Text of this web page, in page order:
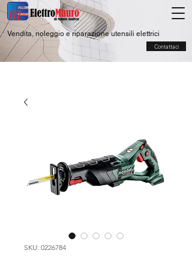
Vendita, noleggio e riparazione utensili elettrici
Contattaci
SKU: 0226784